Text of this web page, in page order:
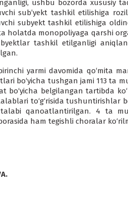
ushbu bozorda xususiy
sub’­yekt tashkil etilishiga
subyekt tashkil etilishiga
holatda monopoliya­ga qarshi
tashkil etilganli­gi
yarmi davomi­da qo‘mita
bo‘yicha tushgan jami 113 ta
bo‘yicha belgilangan tartibda
to‘g‘risi­da tushuntirishlar
qanoatlantirilgan. 4 ta
ham tegishli choralar